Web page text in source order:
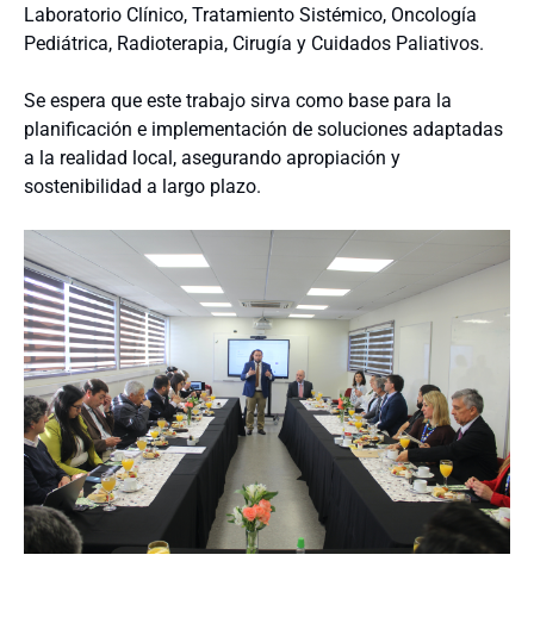
Laboratorio Clínico, Tratamiento Sistémico, Oncología
Pediátrica, Radioterapia, Cirugía y Cuidados Paliativos.
Se espera que este trabajo sirva como base para la
planificación e implementación de soluciones adaptadas
a la realidad local, asegurando apropiación y
sostenibilidad a largo plazo.